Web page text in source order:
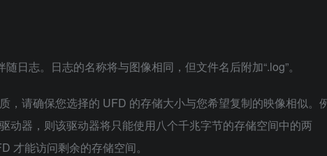
日志。日志的名称将与图像相同，但文件名后附加“.log”。
，请确保您选择的 UFD 的存储大小与您希望复制的映像相似。
动器，则该驱动器将只能使用八个千兆字节的存储空间中的两
才能访问剩余的存储空间。